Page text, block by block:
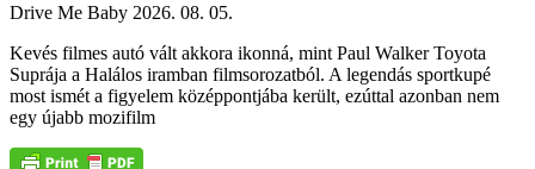
Drive Me Baby 2026. 08. 05.
Kevés filmes autó vált akkora ikonná, mint Paul Walker Toyota
Suprája a Halálos iramban filmsorozatból. A legendás sportkupé
most ismét a figyelem középpontjába került, ezúttal azonban nem
egy újabb mozifilm